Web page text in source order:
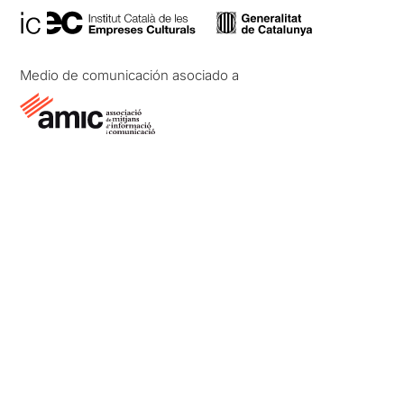
Medio de comunicación asociado a